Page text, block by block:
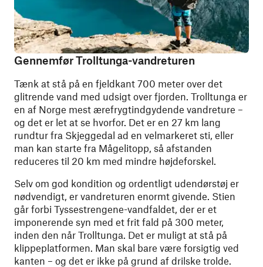
Gennemfør Trolltunga-vandreturen
Tænk at stå på en fjeldkant 700 meter over det
glitrende vand med udsigt over fjorden. Trolltunga er
en af ​​Norge mest ærefrygtindgydende vandreture –
og det er let at se hvorfor. Det er en 27 km lang
rundtur fra Skjeggedal ad en velmarkeret sti, eller
man kan starte fra Mågelitopp, så afstanden
reduceres til 20 km med mindre højdeforskel.
Selv om god kondition og ordentligt udendørstøj er
nødvendigt, er vandreturen enormt givende. Stien
går forbi Tyssestrengene-vandfaldet, der er et
imponerende syn med et frit fald på 300 meter,
inden den når Trolltunga. Det er muligt at stå på
klippeplatformen. Man skal bare være forsigtig ved
kanten – og det er ikke på grund af drilske trolde.